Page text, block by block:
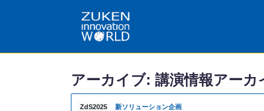
アーカイブ: 講演情報アーカ
ZdS2025 新ソリューション企画